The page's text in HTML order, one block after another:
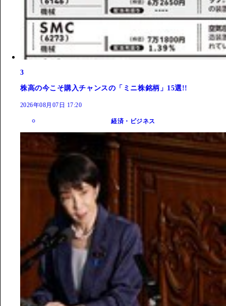
3
株高の今こそ購入チャンスの「ミニ株銘柄」15選!!
2026年08月07日 17:20
経済・ビジネス